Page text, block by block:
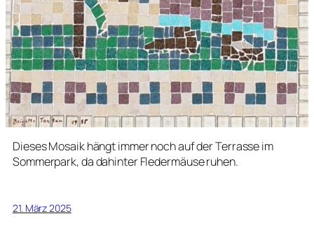
Dieses Mosaik hängt immer noch auf der Terrasse im
Sommerpark, da dahinter Fledermäuse ruhen.
21. März 2025